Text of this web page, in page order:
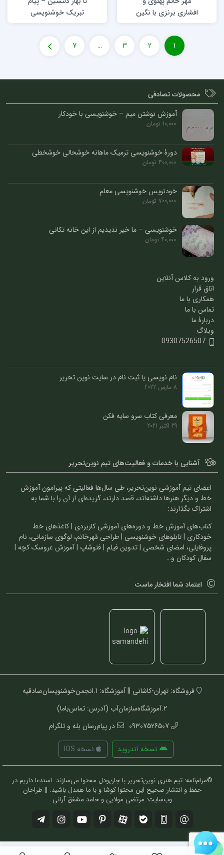
افشاری برنزی با نگین
– بنام هنرمند
خوشنویس خانم
روزبهانی
تبریک خوشنویسی
زوج هنری نوین‌تحریر
1
2
3
…
7
محصولات تصادفی
آموزش نوشتن میم – خوشنویسی با خودکار
10,000 تومان
دورۀ خوشنویسی ترمیک ماهانه خوشحالی خوشخطی
400,000 تومان
خودنویس خوشنویسی معلم
700,000 تومان
خوشنویسی – ما خیر ندیدیم از این خانه تکانی
40,000 تومان
ورود به کلاس آنلاین
اتاق قرار
همکاری با ما
تماس با ما
دربارۀ ما
وبلاگ
09307526507
نام نویسی یا ثبت نام در سایت نوین تحریر
8 مارس 2022
معرفی کتاب سرو سایه فکن
29 اکتبر 2021
آشنایی با خدمات و فعالیت‌های تیم نوین‌تحریر
اعضای تیم آموزشی نوین‌تحریر، طی سال‌ها فعالیتی که پیرامون آموزش
خط و دیگر هنرها داشته‌اند، قصد دارند، گزیده‌ای از آن را با شما به
اشتراک بگذارند:
کتاب‌های آموزش خط و دوره‌های آموزشی کاربردی | کاغذهای خط
خودکاری | تابلوهای خوشنویسی | طراحی مُهرخاتم، لوگوی سازمانی، نام
پروفایلی، امضای شخصی | تدوین فیلم | فتوشاپ | آموزش عروسک کچه |
سفال کودکان و…
اعتماد شما افتخار ماست
فروشگاه: تهران-کاشانی || آموزشگاه: 1.انجمن‌خوشنویسان‌صادقیه
2.آموزشگاه‌سازمان‌آب (آدرس: تماس‌باما)
09307526507
در پیام‌رسان بله و تلگرام
نسخه آندروید نسخه IOS
©مرام‌نامه: تیم هنری نوین‌تحریر با جان‌ودل محتوا می‌سازند. استدعا داریم در
حفظ و انتشار صحیح این محتوا کوشا و با ما همدل باشید. || طراحان
وب‌سایت: مرتضی مولایی و حامد مشفق آرانی